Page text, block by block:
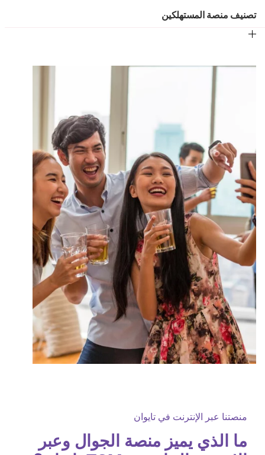
تصنيف منصة المستهلكين
منصتنا عبر الإنترنت في تايوان
ما الذي يميز منصة الجوال وعبر